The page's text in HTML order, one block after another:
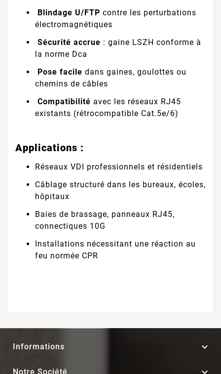
Blindage U/FTP contre les perturbations
électromagnétiques
Sécurité accrue : gaine LSZH conforme à
la norme Dca
Pose facile dans gaines, goulottes ou
chemins de câbles
Compatibilité avec les réseaux RJ45
existants (rétrocompatible Cat.5e/6)
Applications :
Réseaux VDI professionnels et résidentiels
Câblage structuré dans les bureaux, écoles,
hôpitaux
Baies de brassage, panneaux RJ45,
connectiques 10G
Installations nécessitant une réaction au
feu normée CPR
Informations 
Notre Société